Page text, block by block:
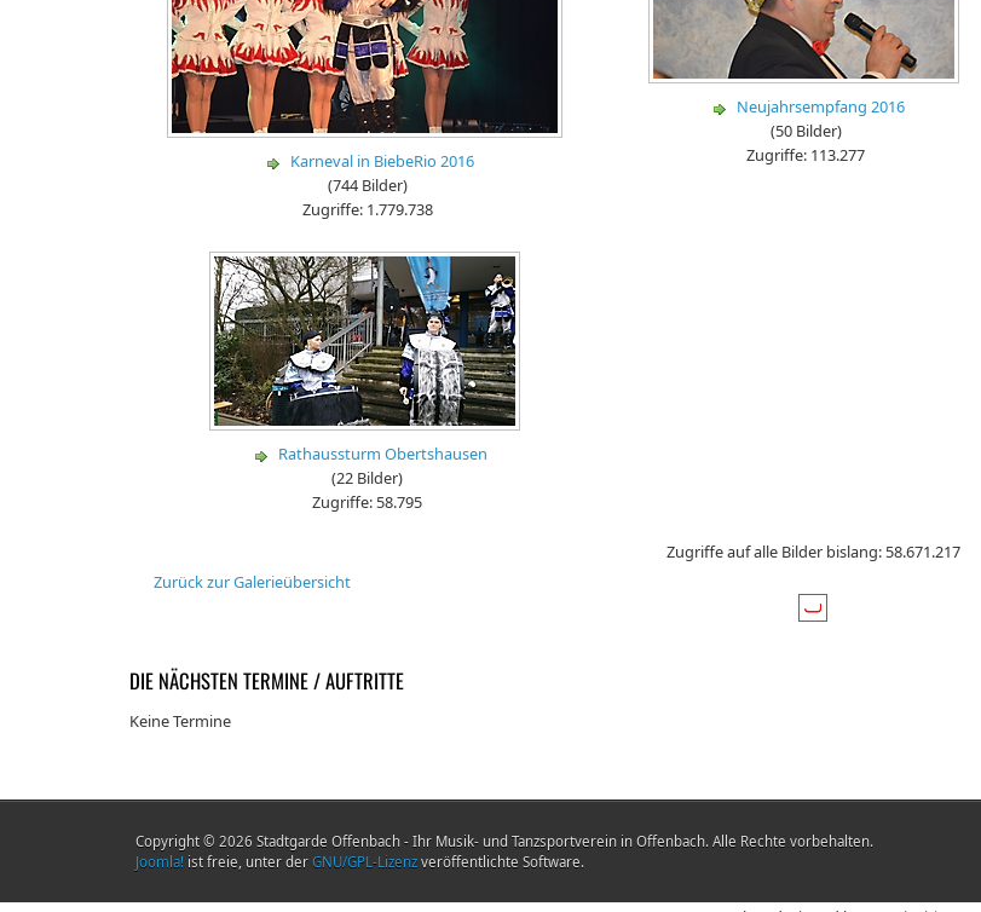
Karneval in BiebeRio 2016
(744 Bilder)
Zugriffe: 1.779.738
Neujahrsempfang 2016
(50 Bilder)
Zugriffe: 113.277
Rathaussturm Obertshausen
(22 Bilder)
Zugriffe: 58.795
Zugriffe auf alle Bilder bislang: 58.671.217
Zurück zur Galerieübersicht
DIE NÄCHSTEN TERMINE / AUFTRITTE
Keine Termine
Copyright © 2026 Stadtgarde Offenbach - Ihr Musik- und Tanzsportverein in Offenbach. Alle Rechte vorbehalten.
Joomla! ist freie, unter der GNU/GPL-Lizenz veröffentlichte Software.